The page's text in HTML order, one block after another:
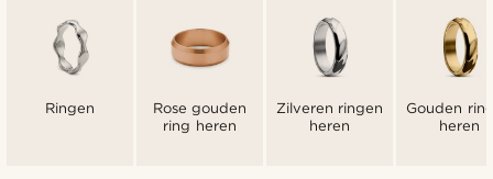
Ringen
Rose gouden
ring heren
Zilveren ringen
heren
Gouden
heren